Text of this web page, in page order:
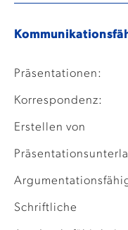
Präsentationen:
Korrespondenz:
Erstellen von
Schriftliche